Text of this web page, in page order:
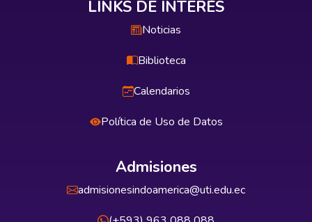
LINKS DE INTERÉS
Noticias
Biblioteca
Calendarios
Política de Uso de Datos
Admisiones
admisionesindoamerica@uti.edu.ec